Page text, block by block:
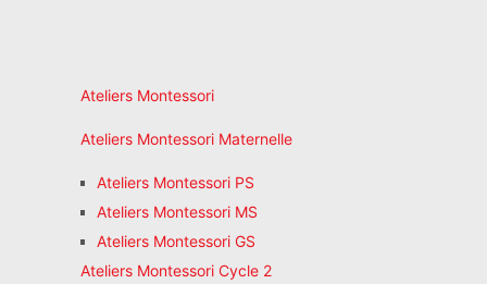
Ateliers Montessori
Ateliers Montessori Maternelle
Ateliers Montessori PS
Ateliers Montessori MS
Ateliers Montessori GS
Ateliers Montessori Cycle 2